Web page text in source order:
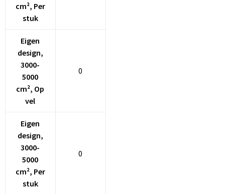
cm², Per
stuk
Eigen
design,
3000-
5000
cm², Op
vel
0
Eigen
design,
3000-
5000
cm², Per
stuk
0